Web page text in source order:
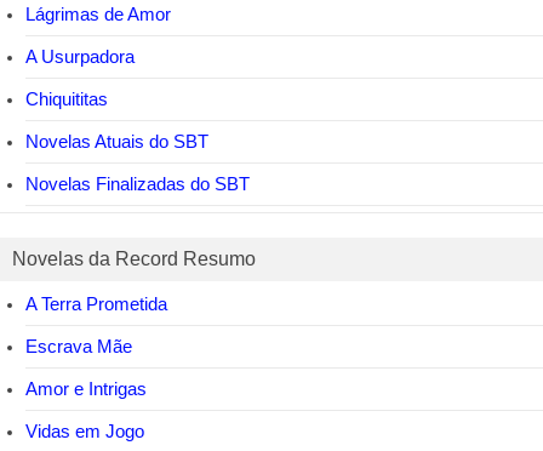
Lágrimas de Amor
A Usurpadora
Chiquititas
Novelas Atuais do SBT
Novelas Finalizadas do SBT
Novelas da Record Resumo
A Terra Prometida
Escrava Mãe
Amor e Intrigas
Vidas em Jogo